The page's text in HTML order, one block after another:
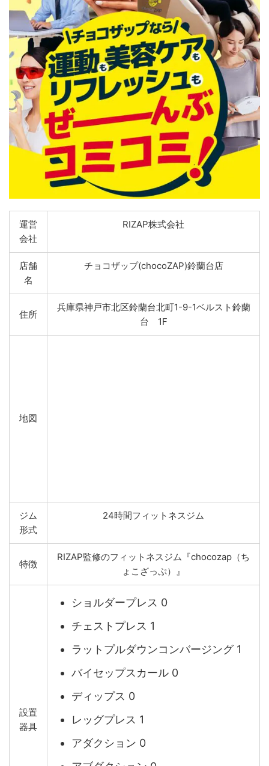
運営
会社
RIZAP株式会社
店舗
名
チョコザップ(chocoZAP)鈴蘭台店
住所
兵庫県神戸市北区鈴蘭台北町1-9-1ベルスト鈴蘭
台 1F
地図
ジム
形式
24時間フィットネスジム
特徴
RIZAP監修のフィットネスジム『chocozap（ち
ょこざっぷ）』
設置
器具
ショルダープレス 0
チェストプレス 1
ラットプルダウンコンバージング 1
バイセップスカール 0
ディップス 0
レッグプレス 1
アダクション 0